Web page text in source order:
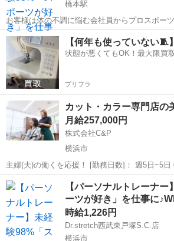
橋本駅
お客様は体の不調に悩む会社員からプロスポー
サーなど様々！ ストレッチを通して肩こりや腰
たり ボディメイクやコンディショニングを行います！ <お仕
> ▼受付 ▼ヒアリングシート...
神奈川 相模原市 橋本駅 エステ
【何年も使っていない🧵
状態が悪くてもOK！最大限買
プリフラ
カット・カラー専門店の
月給257,000円
株式会社C&P
横浜市
主婦(夫)の働くを応援！ [勤務日数]： 週5日~5日 09:00~18:00 [勤務
地・最寄駅]： 神奈川県横浜市戸塚区戸塚町16-
トカラー専門店Choki Peta（チョキペタ） 戸
神奈川 美容師
【パーソナルトレーナ
ーツが好き」を仕事に
時給1,226円
Dr.stretch西武東戸塚S.C.店
横浜市